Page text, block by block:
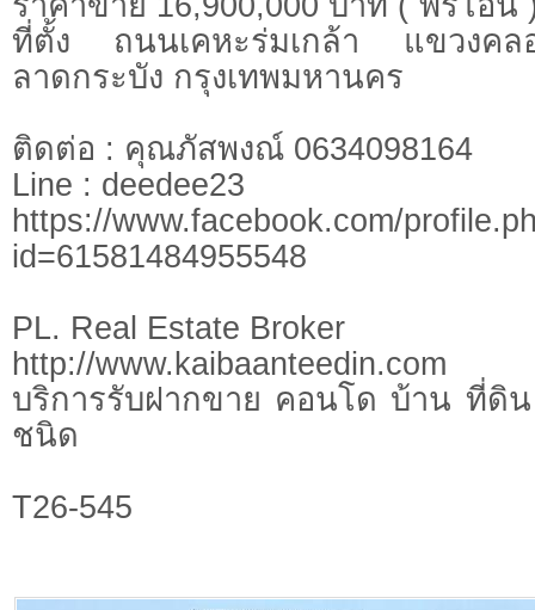
ที่ตั้ง ถนนเคหะร่มเกล้า แขวงค
ลาดกระบัง กรุงเทพมหานคร
ติดต่อ : คุณภัสพงณ์ 0634098164
Line : deedee23
https://www.facebook.com/
id=61581484955548
PL. Real Estate Broker
http://www.kaibaanteedin.com
บริการรับฝากขาย คอนโด บ้าน ที่ดิ
ชนิด
T26-545